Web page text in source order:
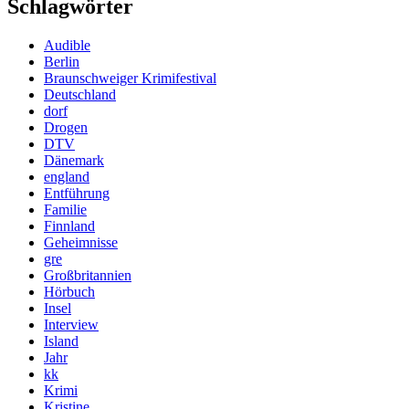
Schlagwörter
Audible
Berlin
Braunschweiger Krimifestival
Deutschland
dorf
Drogen
DTV
Dänemark
england
Entführung
Familie
Finnland
Geheimnisse
gre
Großbritannien
Hörbuch
Insel
Interview
Island
Jahr
kk
Krimi